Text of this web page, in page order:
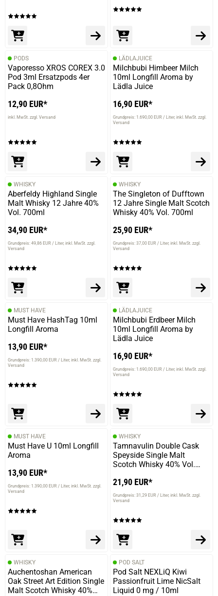
prev next
PODS
Vaporesso XROS COREX 3.0
Pod 3ml Ersatzpods 4er
Pack 0,8Ohm
12,90 EUR*
inkl. MwSt. zzgl. Versand
LÄDLAJUICE
Milchbubi Himbeer Milch
10ml Longfill Aroma by
Lädla Juice
16,90 EUR*
Grundpreis: 1.690,00 EUR / Liter inkl. MwSt. zzgl.
Versand
WHISKY
Aberfeldy Highland Single
Malt Whisky 12 Jahre 40%
Vol. 700ml
34,90 EUR*
Grundpreis: 49,86 EUR / Liter inkl. MwSt. zzgl.
Versand
WHISKY
The Singleton of Dufftown
12 Jahre Single Malt Scotch
Whisky 40% Vol. 700ml
25,90 EUR*
Grundpreis: 37,00 EUR / Liter inkl. MwSt. zzgl.
Versand
MUST HAVE
Must Have HashTag 10ml
Longfill Aroma
13,90 EUR*
Grundpreis: 1.390,00 EUR / Liter inkl. MwSt. zzgl.
Versand
LÄDLAJUICE
Milchbubi Erdbeer Milch
10ml Longfill Aroma by
Lädla Juice
16,90 EUR*
Grundpreis: 1.690,00 EUR / Liter inkl. MwSt. zzgl.
Versand
MUST HAVE
Must Have U 10ml Longfill
Aroma
13,90 EUR*
Grundpreis: 1.390,00 EUR / Liter inkl. MwSt. zzgl.
Versand
WHISKY
Tamnavulin Double Cask
Speyside Single Malt
Scotch Whisky 40% Vol.
21,90 EUR*
Grundpreis: 31,29 EUR / Liter inkl. MwSt. zzgl.
Versand
WHISKY
Auchentoshan American
Oak Street Art Edition Single
Malt Scotch Whisky 40%
POD SALT
Pod Salt NEXLiQ Kiwi
Passionfruit Lime NicSalt
Liquid 0 mg / 10ml